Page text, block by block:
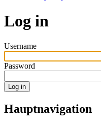
Log in
Username
Password
Hauptnavigation